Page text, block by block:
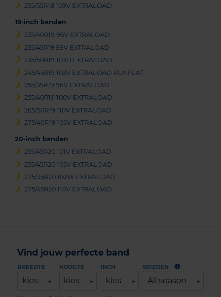
255/55R18 109V EXTRALOAD
19-inch banden
235/40R19 96V EXTRALOAD
235/45R19 99V EXTRALOAD
235/50R19 103H EXTRALOAD
245/45R19 102V EXTRALOAD RUNFLAT
255/35R19 96V EXTRALOAD
255/40R19 100V EXTRALOAD
265/50R19 110V EXTRALOAD
275/40R19 105V EXTRALOAD
20-inch banden
255/45R20 101V EXTRALOAD
255/45R20 105V EXTRALOAD
275/35R20 102W EXTRALOAD
275/45R20 110V EXTRALOAD
Vind jouw perfecte band
BREEDTE
kies
HOOGTE
kies
INCH
kies
SEIZOEN
All season